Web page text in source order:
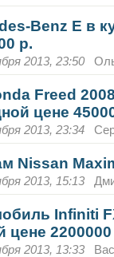
Benz E в
р.
2013, 23:50
Freed
цене
2013, 23:34
Nissan
2013, 15:13
Infiniti
цене
2013, 13:33